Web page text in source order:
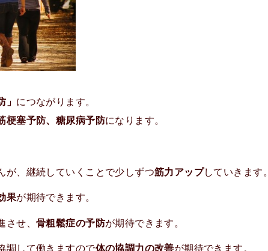
」 につながります。
梗塞予防、糖尿病予防になります。
が、継続していくことで少しずつ筋力アップしていきます。
果が期待できます。
させ、骨粗鬆症の予防が期待できます。
調して働きますので体の協調力の改善が期待できます。